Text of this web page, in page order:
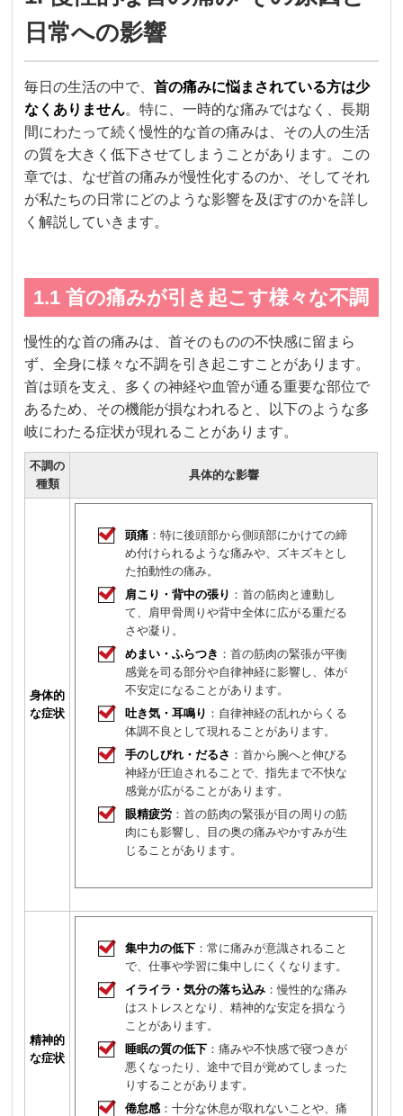
日常への影響
毎日の生活の中で、首の痛みに悩まされている方は少
なくありません。特に、一時的な痛みではなく、長期
間にわたって続く慢性的な首の痛みは、その人の生活
の質を大きく低下させてしまうことがあります。この
章では、なぜ首の痛みが慢性化するのか、そしてそれ
が私たちの日常にどのような影響を及ぼすのかを詳し
く解説していきます。
1.1 首の痛みが引き起こす様々な不調
慢性的な首の痛みは、首そのものの不快感に留まら
ず、全身に様々な不調を引き起こすことがあります。
首は頭を支え、多くの神経や血管が通る重要な部位で
あるため、その機能が損なわれると、以下のような多
岐にわたる症状が現れることがあります。
不調の
種類
具体的な影響
身体的
な症状
頭痛 ：特に後頭部から側頭部にかけての締
め付けられるような痛みや、ズキズキとし
た拍動性の痛み。
肩こり・背中の張り ：首の筋肉と連動し
て、肩甲骨周りや背中全体に広がる重だる
さや凝り。
めまい・ふらつき ：首の筋肉の緊張が平衡
感覚を司る部分や自律神経に影響し、体が
不安定になることがあります。
吐き気・耳鳴り ：自律神経の乱れからくる
体調不良として現れることがあります。
手のしびれ・だるさ ：首から腕へと伸びる
神経が圧迫されることで、指先まで不快な
感覚が広がることがあります。
眼精疲労 ：首の筋肉の緊張が目の周りの筋
肉にも影響し、目の奥の痛みやかすみが生
じることがあります。
精神的
な症状
集中力の低下 ：常に痛みが意識されること
で、仕事や学習に集中しにくくなります。
イライラ・気分の落ち込み ：慢性的な痛み
はストレスとなり、精神的な安定を損なう
ことがあります。
睡眠の質の低下 ：痛みや不快感で寝つきが
悪くなったり、途中で目が覚めてしまった
りすることがあります。
倦怠感 ：十分な休息が取れないことや、痛